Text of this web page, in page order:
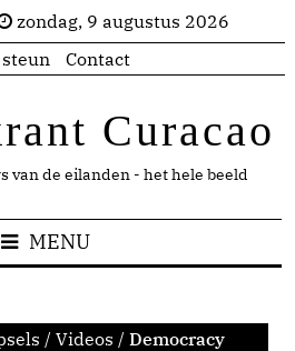
zondag, 9 augustus 2026
Contact
Curacao
van de eilanden - het hele beeld
MENU
/ Videos / Democracy